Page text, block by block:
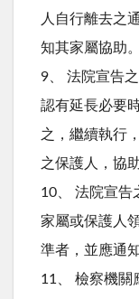
人自行離去之
知其家屬協助。
9、 法院宣告
認有延長必要
之，繼續執行
之保護人，協
10、 法院宣告
家屬或保護人
準者，並應通
11、 檢察機關